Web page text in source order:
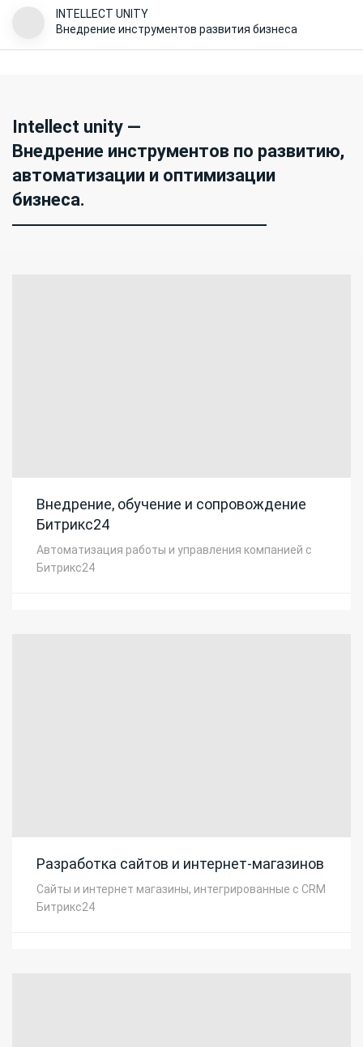
INTELLECT UNITY
Внедрение инструментов развития бизнеса
Intellect unity —
Внедрение инструментов по развитию,
автоматизации и оптимизации
бизнеса.
Внедрение, обучение и сопровождение
Битрикс24
Автоматизация работы и управления компанией с
Битрикс24
Разработка сайтов и интернет-магазинов
Сайты и интернет магазины, интегрированные с CRM
Битрикс24